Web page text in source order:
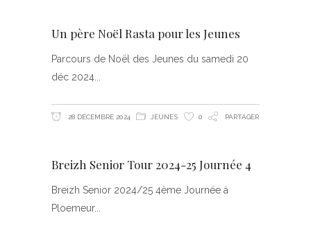
Un père Noël Rasta pour les Jeunes
Parcours de Noël des Jeunes du samedi 20
déc 2024
28 DÉCEMBRE 2024 JEUNES 0 PARTAGER
Breizh Senior Tour 2024-25 Journée 4
Breizh Senior 2024/25 4ème Journée à
Ploemeur